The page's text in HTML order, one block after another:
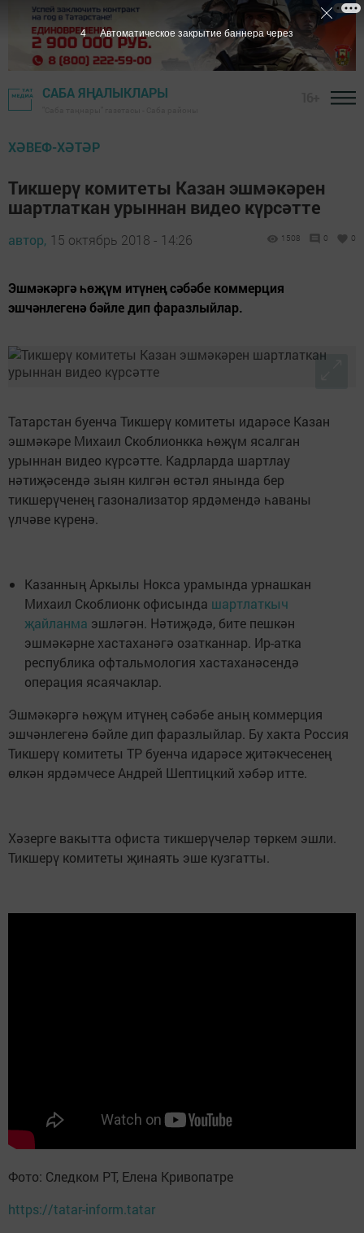
САБА ЯҢАЛЫКЛАРЫ
ХӘВЕФ-ХӘТӘР
Тикшерү комитеты Казан эшмәкәрен
шартлаткан урыннан видео күрсәтте
автор, 15 октябрь 2018 - 14:26 1508 0 0
Эшмәкәргә һөҗүм итүнең сәбәбе коммерция
эшчәнлегенә бәйле дип фаразлыйлар.
Татарстан буенча Тикшерү комитеты идарәсе Казан
эшмәкәре Михаил Скоблионкка һөҗүм ясалган
урыннан видео күрсәтте. Кадрларда шартлау
нәтиҗәсендә зыян килгән өстәл янында бер
тикшерүченең газонализатор ярдәмендә һаваны
үлчәве күренә.
Казанның Аркылы Нокса урамында урнашкан
Михаил Скоблионк офисында шартлаткыч
җайланма эшләгән. Нәтиҗәдә, бите пешкән
эшмәкәрне хастаханәгә озатканнар. Ир-атка
республика офтальмология хастаханәсендә
операция ясаячаклар.
Эшмәкәргә һөҗүм итүнең сәбәбе аның коммерция
эшчәнлегенә бәйле дип фаразлыйлар. Бу хакта Россия
Тикшерү комитеты ТР буенча идарәсе җитәкчесенең
өлкән ярдәмчесе Андрей Шептицкий хәбәр итте.
Хәзерге вакытта офиста тикшерүчеләр төркем эшли.
Тикшерү комитеты җинаять эше кузгатты.
Фото: Следком РТ, Елена Кривопатре
https://tatar-inform.tatar
3 Автоматическое закрытие баннера через